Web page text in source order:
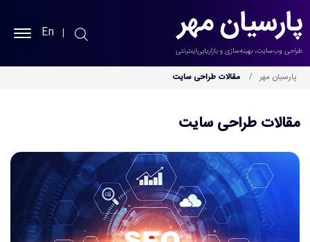
پارسیان مهر
طراحی سایت
سئو سایت
نمونه کارها
خدمات
En
پارسیان مهر مقالات طراحی سایت
مقالات طراحی سایت